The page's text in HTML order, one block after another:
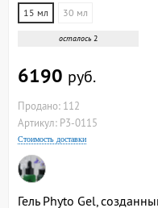
15 мл 30 мл
осталось 2
6190 руб.
Продано: 112
Артикул: P3-0115
Стоимость доставки
Гель Phyto Gel,